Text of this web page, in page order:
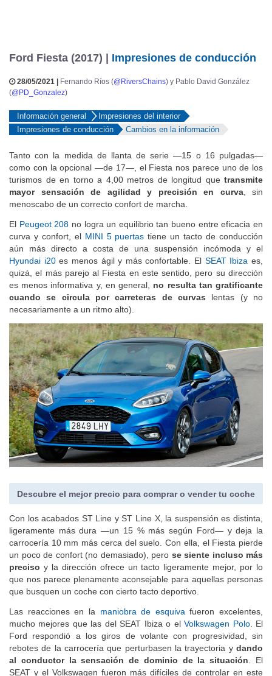
Ford Fiesta (2017) | Impresiones de conducción
28/05/2021 | Fernando Ríos (
Información general
Impresiones del interior
Tanto con la medida de llanta de serie —15 o 16 pulgadas—
como con la opcional —de 17—, el Fiesta nos parece uno de los
turismos de en torno a 4,00 metros de longitud quetransmite
mayor sensación de agilidad y precisión en curva
ElPeugeot 208 no logra un equilibrio tan bueno entre eficacia en
curva y confort, elMINI 5 puertastiene un tacto de conducción
aún más directo a costa de una suspensión incómoda y el
Hyundai i20es menos ágil y más confortable. ElSEAT Ibizaes,
quizá, el más parejo al Fiesta en este sentido, pero su dirección
es menos informativa y, en general,no resulta tan gratificante
cuando se circula por carreteras de curvas
Descubre el mejor precio para comprar o vender tu coche
Con los acabados ST Line y ST Line X, la suspensión es distinta,
ligeramente más dura —un 15 % más según Ford— y deja la
carrocería 10 mm más cerca del suelo. Con ella, el Fiesta pierde
un poco de confort (no demasiado), perose siente incluso más
precisoy la dirección ofrece un tacto ligeramente mejor, por lo
que nos parece plenamente aconsejable para aquellas personas
Las reacciones en lamaniobra de esquivafueron excelentes,
mucho mejores que las del SEAT Ibiza o elVolkswagen Polo
. El
Ford respondió a los giros de volante con progresividad, sin
rebotes de la carrocería que perturbasen la trayectoria ydando
al conductor la sensación de dominio de la situación. El